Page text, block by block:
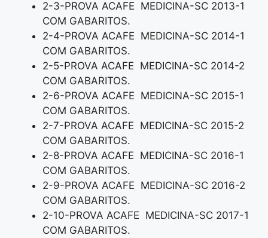
2-3-PROVA ACAFE MEDICINA-SC 2013-1
COM GABARITOS.
2-4-PROVA ACAFE MEDICINA-SC 2014-1
COM GABARITOS.
2-5-PROVA ACAFE MEDICINA-SC 2014-2
COM GABARITOS.
2-6-PROVA ACAFE MEDICINA-SC 2015-1
COM GABARITOS.
2-7-PROVA ACAFE MEDICINA-SC 2015-2
COM GABARITOS.
2-8-PROVA ACAFE MEDICINA-SC 2016-1
COM GABARITOS.
2-9-PROVA ACAFE MEDICINA-SC 2016-2
COM GABARITOS.
2-10-PROVA ACAFE MEDICINA-SC 2017-1
COM GABARITOS.